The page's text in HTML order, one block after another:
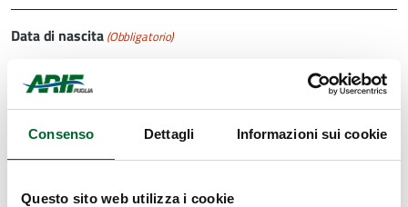
Consenso Dettagli Informazioni sui cookie
Questo sito web utilizza i cookie
Data di nascita (Obbligatorio)
GG
slash
MM
Sesso(Obbligatorio)
Uomo
Donna